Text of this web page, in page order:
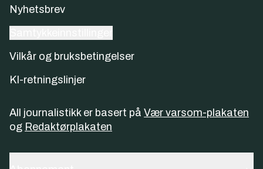
Nyhetsbrev
Vilkår og bruksbetingelser
KI-retningslinjer
All journalistikk er basert på Vær varsom-plakaten
og Redaktørplakaten